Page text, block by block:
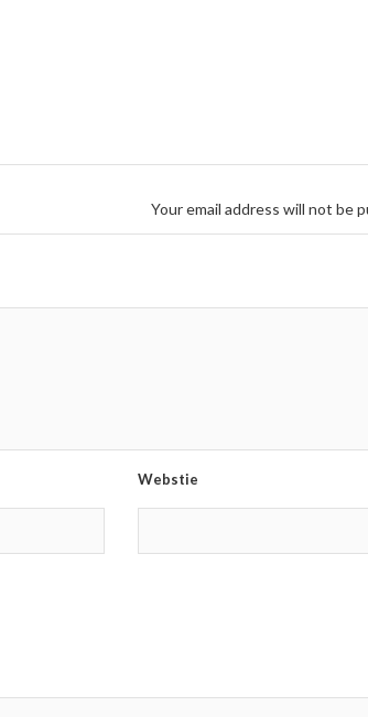
Your email address will not be
Webstie